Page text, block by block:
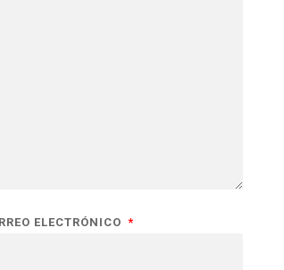
ELECTRÓNICO *